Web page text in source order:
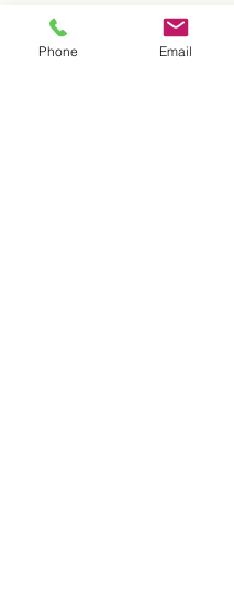
quem se é.
Juntos ancoramos um espaço
Phone Email